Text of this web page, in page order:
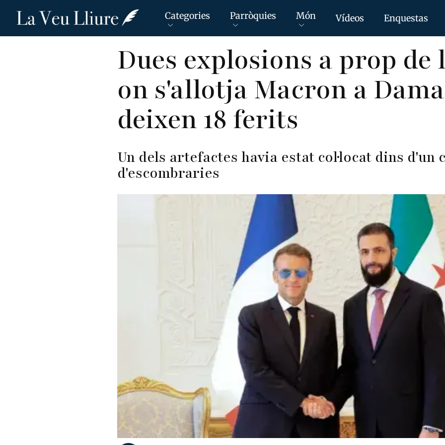
Vés
Categories Parròquies Món Vídeos Enquestas
Dues explosions a prop
on s'allotja Macron a
deixen 18 ferits
Un dels artefactes havia estat col·locat dins d'un
d'escombraries